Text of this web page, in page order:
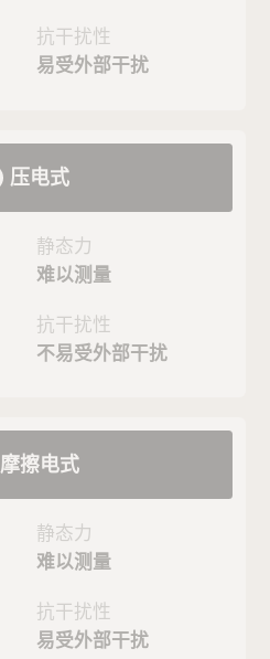
抗干扰性
易受外部干扰
压电式
静态力
难以测量
抗干扰性
不易受外部干扰
摩擦电式
静态力
难以测量
抗干扰性
易受外部干扰